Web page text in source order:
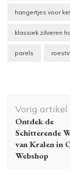
hangertjes voor
klassiek zilveren
parels
Vorig artikel
Ontdek de
Schitterende
van Kralen in
Webshop